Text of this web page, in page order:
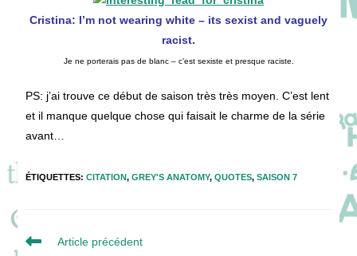
Cristina: I’m not wearing white – its sexist and vaguely
racist.
Je ne porterais pas de blanc – c’est sexiste et presque raciste.
PS: j’ai trouve ce début de saison très très moyen. C’est lent
et il manque quelque chose qui faisait le charme de la série
avant…
ÉTIQUETTES:CITATION, GREY'S ANATOMY, QUOTES, SAISON 7
Read
Article précédent